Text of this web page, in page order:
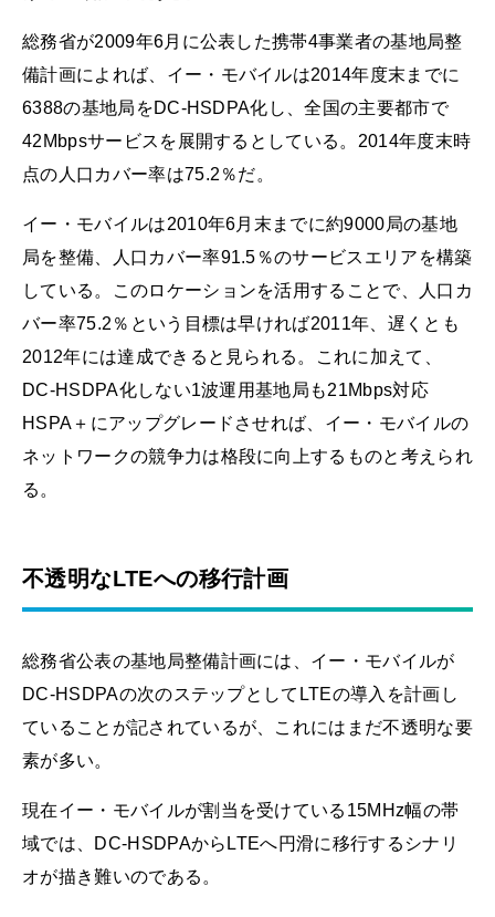
総務省が2009年6月に公表した携帯4事業者の基地局整
備計画によれば、イー・モバイルは2014年度末までに
6388の基地局をDC-HSDPA化し、全国の主要都市で
42Mbpsサービスを展開するとしている。2014年度末時
点の人口カバー率は75.2％だ。
イー・モバイルは2010年6月末までに約9000局の基地
局を整備、人口カバー率91.5％のサービスエリアを構築
している。このロケーションを活用することで、人口カ
バー率75.2％という目標は早ければ2011年、遅くとも
2012年には達成できると見られる。これに加えて、
DC-HSDPA化しない1波運用基地局も21Mbps対応
HSPA＋にアップグレードさせれば、イー・モバイルの
ネットワークの競争力は格段に向上するものと考えられ
る。
不透明なLTEへの移行計画
総務省公表の基地局整備計画には、イー・モバイルが
DC-HSDPAの次のステップとしてLTEの導入を計画し
ていることが記されているが、これにはまだ不透明な要
素が多い。
現在イー・モバイルが割当を受けている15MHz幅の帯
域では、DC-HSDPAからLTEへ円滑に移行するシナリ
オが描き難いのである。